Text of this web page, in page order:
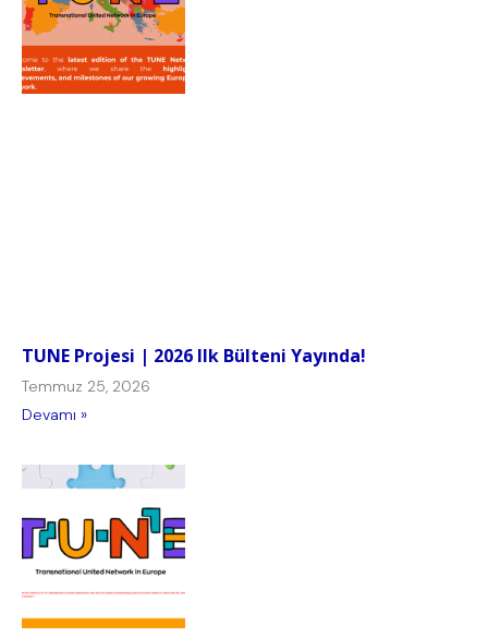
TUNE Projesi | 2026 Ilk Bülteni Yayında!
Temmuz 25, 2026
Devamı »